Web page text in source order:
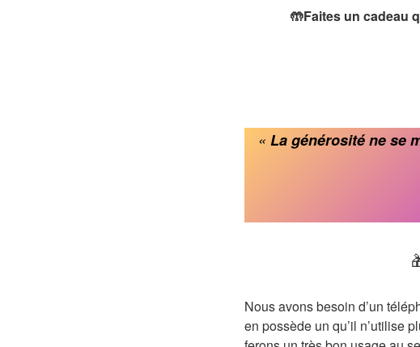
🤲Faites un cadeau
« La générosité ne se
Nous avons besoin d’un
en possède un qu’il n’utilise